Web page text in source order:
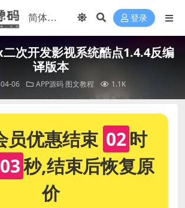
登录
次开发影视系统酷点1.4.4反编
译版本
06 APP源码 图文教程 1.1K
员优惠结束 02时
03秒,结束后恢复原
价